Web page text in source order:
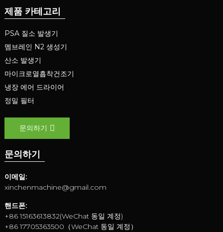
제품 카테고리
PSA 질소 발생기
멤브레인 N2 생성기
산소 발생기
마이크로열흡착건조기
냉장 에어 드라이어
정밀 필터
문의하기
문의하기
이메일:
xinchenmachine@gmail.com
핸드폰:
+86 15163613832(WeChat 동일 계정)
+86 17705363500（WeChat 동일 계정）